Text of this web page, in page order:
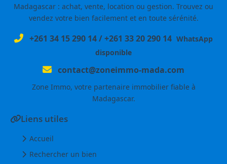
Madagascar : achat, vente, location ou gestion. Trouvez ou
vendez votre bien facilement et en toute sérénité.
+261 34 15 290 14/+261 33 20 290 14 WhatsApp
disponible
contact@zoneimmo-mada.com
Zone Immo, votre partenaire immobilier fiable à
Madagascar.
Liens utiles
Accueil
Rechercher un bien